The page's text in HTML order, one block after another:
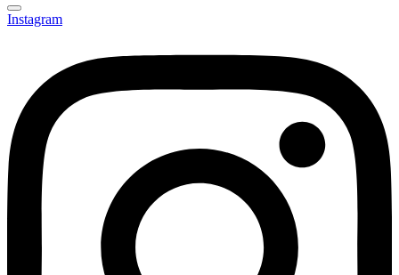
Instagram